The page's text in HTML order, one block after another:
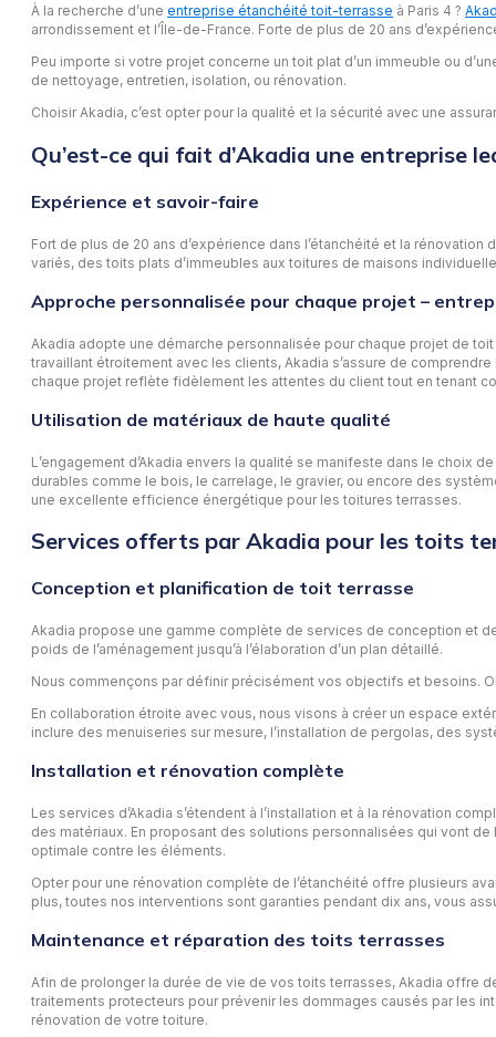
À la recherche d’une entreprise étanchéité toit-terrasse à Paris 4 ?
arrondissement et l’Île-de-France. Forte de plus de 20 ans
Peu importe si votre projet concerne un toit plat d’un immeuble ou
de nettoyage, entretien, isolation, ou rénovation.
Choisir Akadia, c’est opter pour la qualité et la sécurité avec une
Qu’est-ce qui fait d’Akadia une entreprise
Expérience et savoir-faire
Fort de plus de 20 ans d’expérience dans l’étanchéité et la
variés, des toits plats d’immeubles aux toitures de maisons
Approche personnalisée pour chaque projet –
Akadia adopte une démarche personnalisée pour chaque projet de
travaillant étroitement avec les clients, Akadia s’assure de
chaque projet reflète fidèlement les attentes du client tout en tenant
Utilisation de matériaux de haute qualité
L’engagement d’Akadia envers la qualité se manifeste dans le choix
durables comme le bois, le carrelage, le gravier, ou encore des
une excellente efficience énergétique pour les toitures terrasses.
Services offerts par Akadia pour les toits
Conception et planification de toit terrasse
Akadia propose une gamme complète de services de conception et
poids de l’aménagement jusqu’à l’élaboration d’un plan détaillé.
Nous commençons par définir précisément vos objectifs et besoins.
En collaboration étroite avec vous, nous visons à créer un espace
inclure des menuiseries sur mesure, l’installation de pergolas, des
Installation et rénovation complète
Les services d’Akadia s’étendent à l’installation et à la rénovation
des matériaux. En proposant des solutions personnalisées qui vont
optimale contre les éléments.
Opter pour une rénovation complète de l’étanchéité offre plusieurs
plus, toutes nos interventions sont garanties pendant dix ans, vous
Maintenance et réparation des toits terrasses
Afin de prolonger la durée de vie de vos toits terrasses, Akadia offre
traitements protecteurs pour prévenir les dommages causés par les
rénovation de votre toiture.